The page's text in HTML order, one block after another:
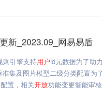
新_2023.09_网易易盾
则引擎支持用户id元数据为了助
准集及图片模型二级分类配置为
置，相关开放功能变更智能审